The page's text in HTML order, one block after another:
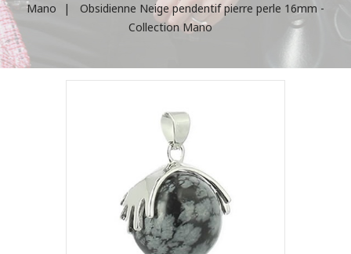
Mano
Obsidienne Neige pendentif pierre perle 16mm -
Collection Mano